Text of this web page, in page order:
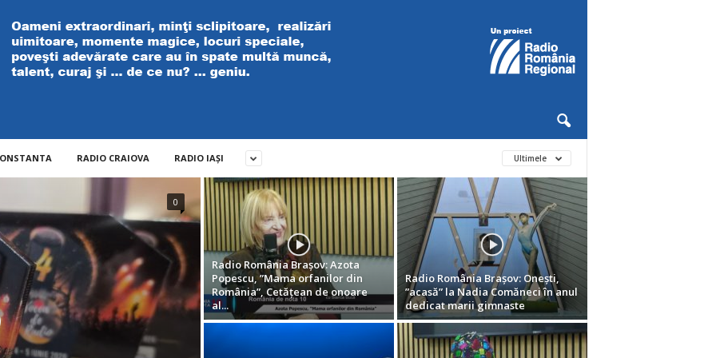
RADIO CRAIOVA RADIO IAȘI Ultimele
0
Radio România Brașov: Azota
Popescu, ”Mama orfanilor din
România”, Cetățean de onoare
al...
Radio România Brașov: Onești,
”acasă” la Nadia Comăneci în anul
dedicat marii gimnaste